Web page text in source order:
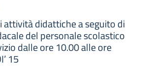
attività didattiche a seguito di
del personale scolastico
dalle ore 10.00 alle ore
15